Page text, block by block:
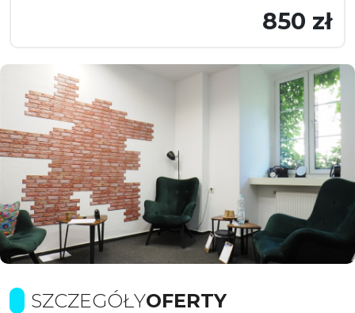
850 zł
SZCZEGÓŁYOFERTY